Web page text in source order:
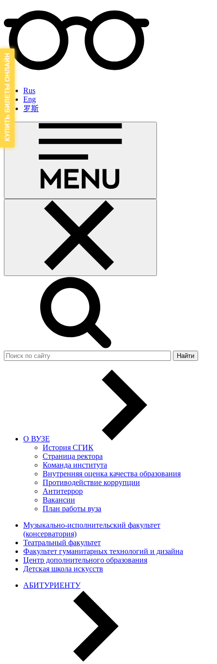
Rus
Eng
罗斯
Найти
О ВУЗЕ
История СГИК
Страница ректора
Команда института
Внутренняя оценка качества образования
Противодействие коррупции
Антитеррор
Вакансии
План работы вуза
Музыкально-исполнительский факультет
(консерватория)
Театральный факультет
Факультет гуманитарных технологий и дизайна
Центр дополнительного образования
Детская школа искусств
АБИТУРИЕНТУ